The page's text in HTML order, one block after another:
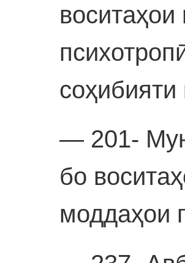
соҳибияти
— 201-
бо
моддаҳои